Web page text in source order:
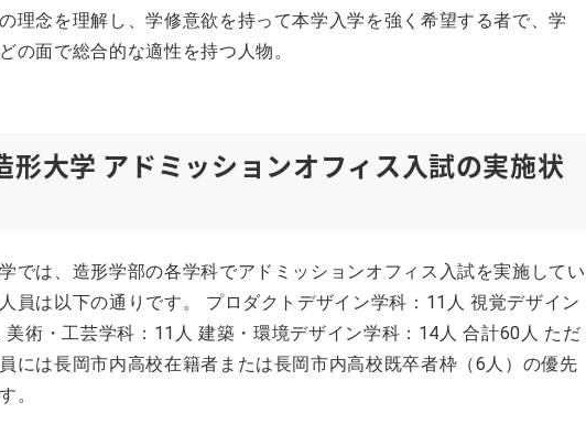
理念を理解し、学修意欲を持って本学入学を強く希望する者で、学
の面で総合的な適性を持つ人物。
形大学 アドミッションオフィス入試の実施状
では、造形学部の各学科でアドミッションオフィス入試を実施してい
員は以下の通りです。 プロダクトデザイン学科：11人 視覚デザイン
美術・工芸学科：11人 建築・環境デザイン学科：14人 合計60人 ただ
には長岡市内高校在籍者または長岡市内高校既卒者枠（6人）の優先
。